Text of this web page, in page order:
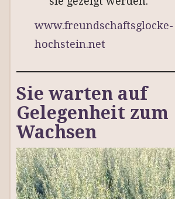
www.freundschaftsglocke-
hochstein.net
Sie warten auf
Gelegenheit zum
Wachsen